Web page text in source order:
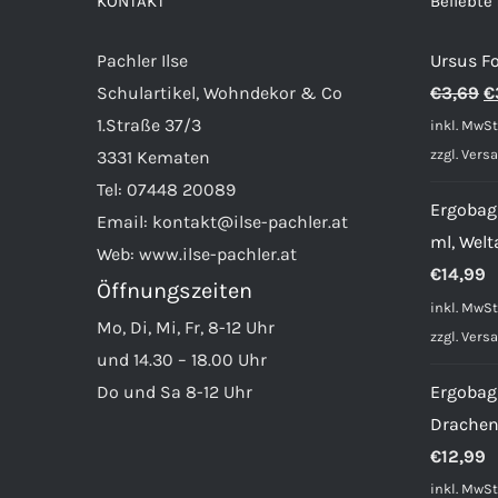
auf
werden
Pachler Ilse
Schulartikel, Wohndekor & Co
1.Straße 37/3
3331 Kematen
Tel: 07448 20089
Email: kontakt@ilse-pachler.at
Web: www.ilse-pachler.at
Öffnungszeiten
Mo, Di, Mi, Fr, 8-12 Uhr
und 14.30 – 18.00 Uhr
Do und Sa 8-12 Uhr
Ursus
€3,69 €
inkl.
zzgl.
ml,
€14,99
inkl.
zzgl.
€12,99
inkl.